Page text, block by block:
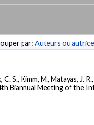
par: Auteurs ou
S., Kimm, M., Matayas, J.
Biannual Meeting of the